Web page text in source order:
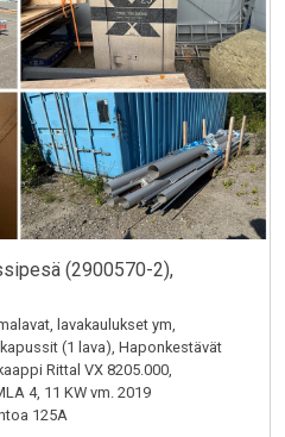
(2900570-2),
lavakaulukset ym,
(1 lava), Haponkestävät
Rittal VX 8205.000,
4, 11 KW vm. 2019
125A